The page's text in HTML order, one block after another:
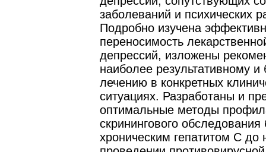
заболеваний и психических
Подробно изучена
переносимость
депрессий, изложены
наиболее результативному и
лечению в конкретных
ситуациях. Разработаны и
оптимальные методы
скринингового
хроническим гепатитом С до